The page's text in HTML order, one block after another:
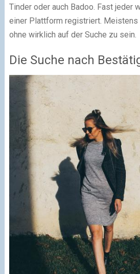
Tinder oder auch Badoo. Fast jeder
einer Plattform registriert. Meistens
ohne wirklich auf der Suche zu sein.
Die Suche nach